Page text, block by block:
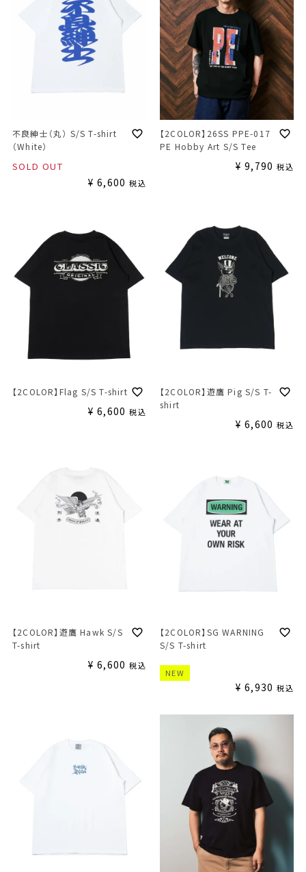
不良紳士（丸） S/S T-shirt
（White）
SOLD OUT
¥ 6,600 税込
【2COLOR】26SS PPE-017
PE Hobby Art S/S Tee
¥ 9,790 税込
【2COLOR】Flag S/S T-shirt
¥ 6,600 税込
【2COLOR】遊鷹 Pig S/S T-
shirt
¥ 6,600 税込
【2COLOR】遊鷹 Hawk S/S
T-shirt
¥ 6,600 税込
【2COLOR】SG WARNING
S/S T-shirt
NEW
¥ 6,930 税込